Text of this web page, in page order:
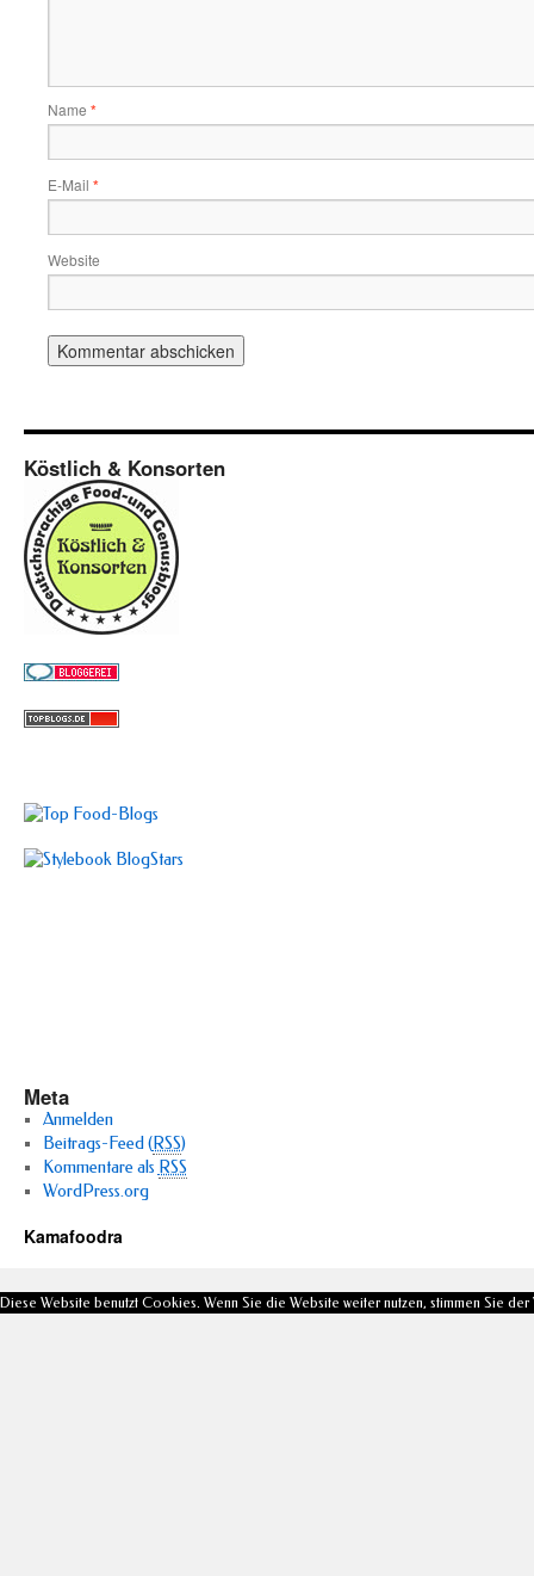
Name *
E-Mail *
Website
Köstlich & Konsorten
Meta
Anmelden
Beitrags-Feed (RSS)
Kommentare als RSS
WordPress.org
Kamafoodra
Diese Website benutzt Cookies. Wenn Sie die Website weiter nutzen, stimmen Sie